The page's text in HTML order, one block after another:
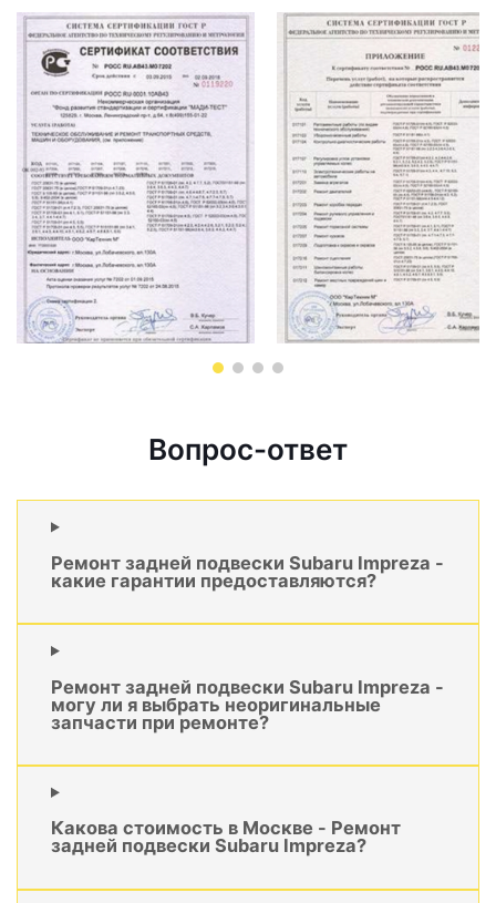
Вопрос-ответ
Ремонт задней подвески Subaru Impreza -
какие гарантии предоставляются?
Ремонт задней подвески Subaru Impreza -
могу ли я выбрать неоригинальные
запчасти при ремонте?
Какова стоимость в Москве - Ремонт
задней подвески Subaru Impreza?